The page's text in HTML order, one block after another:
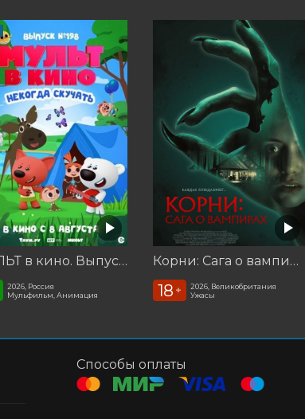
МУЛЬТ в кино. Выпуск №198. Некогда скучать
2026, Россия
Мульфильм, Анимация
Корни: Сага о вампирах
18 +
2026, Великобритания
Ужасы
Способы оплаты